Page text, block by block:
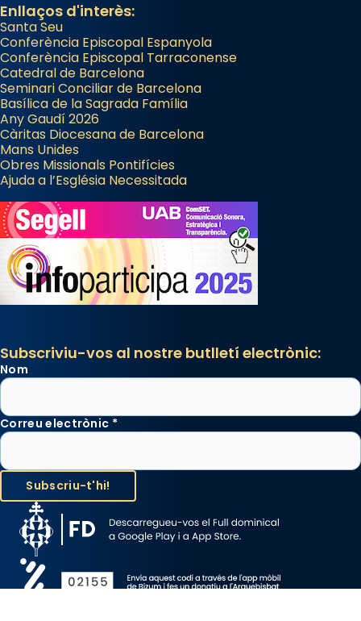
Enllaços d'interès:
Santa Seu
Conferència Episcopal Espanyola
Conferència Episcopal Tarraconense
Catedral de Barcelona
Seminari Conciliar de Barcelona
Basílica de la Sagrada Família
Any Gaudí 2026
Càritas Diocesana de Barcelona
Mans Unides
Obres Missionals Pontifícies
Ajuda a l’Església Necessitada
Subscriviu-vos al nostre butlletí electrònic:
Nom
Correu electrònic *